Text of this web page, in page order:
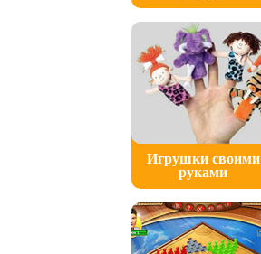
Игрушки своими
руками